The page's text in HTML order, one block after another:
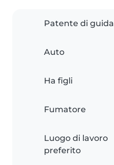
Patente di guida
Auto
Ha figli
Fumatore
Luogo di lavoro
preferito